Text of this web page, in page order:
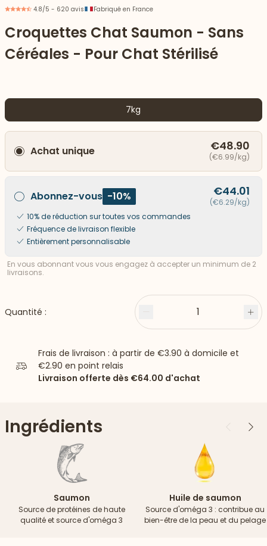
vers le bas
4.8/5 - 620 avis Fabriqué en France
Croquettes Chat Saumon - Sans
Céréales - Pour Chat Stérilisé
7kg
Achat unique €48.90
(€6.99/kg)
Abonnez-vous -10% €44.01
(€6.29/kg)
10% de réduction sur toutes vos commandes
Fréquence de livraison flexible
Entièrement personnalisable
En vous abonnant vous vous engagez à accepter un minimum de 2
livraisons.
Quantité : Moins 1
Frais de livraison : à partir de €3.90 à domicile et
€2.90 en point relais
Livraison offerte dès €64.00 d'achat
Ingrédients Précédent
Saumon
Source de protéines de haute
qualité et source d'oméga 3
Huile de saumon
Source d'oméga 3 : contribue au
bien-être de la peau et du pelage